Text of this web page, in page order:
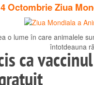
4 Octombrie Ziua
o lume în care animalele
întotdeauna
ca vaccinul